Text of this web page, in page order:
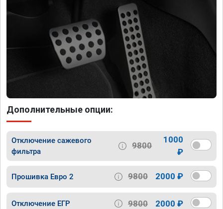
Дополнительные опции:
Отключение сажевого
фильтра
9800
1000
₽
Прошивка Евро 2 9800 2000 ₽
Отключение ЕГР 9800 2000 ₽